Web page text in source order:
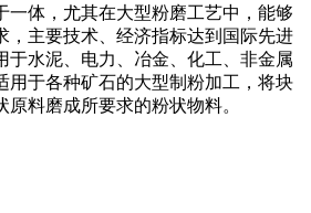
一体，尤其在大型粉磨工艺中，能够
，主要技术、经济指标达到国际先进
于水泥、电力、冶金、化工、非金属
用于各种矿石的大型制粉加工，将块
原料磨成所要求的粉状物料。